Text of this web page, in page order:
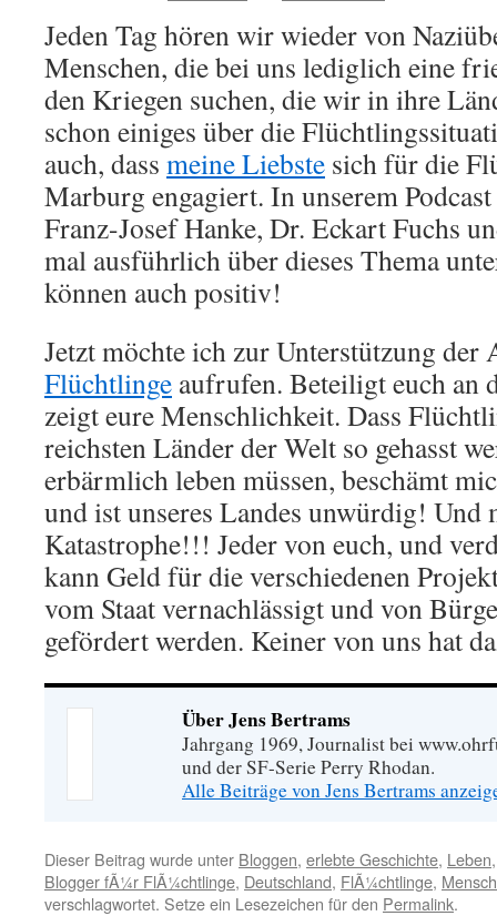
Jeden Tag hören wir wieder von
Menschen, die bei uns lediglich eine
den Kriegen suchen, die wir in ihre
schon einiges über die
auch, dass meine Liebste sich für die
Marburg engagiert. In unserem Podcast
Franz-Josef Hanke, Dr. Eckart Fuchs
mal ausführlich über dieses Thema
können auch positiv!
Jetzt möchte ich zur Unterstützung
Flüchtlinge aufrufen. Beteiligt euch an
zeigt eure Menschlichkeit. Dass
reichsten Länder der Welt so gehasst
erbärmlich leben müssen, beschämt
und ist unseres Landes unwürdig! Und
Katastrophe!!! Jeder von euch, und
kann Geld für die verschiedenen
vom Staat vernachlässigt und von
gefördert werden. Keiner von uns hat
Über Jens Bertrams
Jahrgang 1969, Journalist bei
und der SF-Serie Perry Rhodan.
Alle Beiträge von Jens Bertrams
Dieser Beitrag wurde unter Bloggen, erlebte Geschichte, Leben
Blogger fÃ¼r FlÃ¼chtlinge, Deutschland, FlÃ¼chtlinge,
verschlagwortet. Setze ein Lesezeichen für den Permalink.